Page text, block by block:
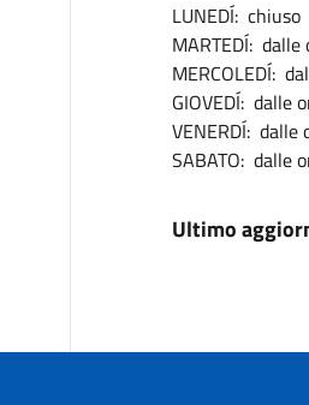
LUNEDÍ: chiuso
MARTEDÍ:
MERCOLEDÍ:
GIOVEDÍ: dalle
VENERDÍ: dalle
SABATO: dalle
Ultimo